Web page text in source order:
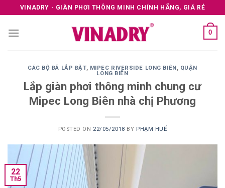
to
content
VINADRY - GIÀN PHƠI THÔNG MINH CHÍNH HÃNG, GIÁ RẺ
0
CÁC BỘ ĐÃ LẮP ĐẶT, MIPEC RIVERSIDE LONG BIÊN, QUẬN
LONG BIÊN
Lắp giàn phơi thông minh chung cư
Mipec Long Biên nhà chị Phương
POSTED ON 22/05/2018 BY PHẠM HUẾ
22
Th5